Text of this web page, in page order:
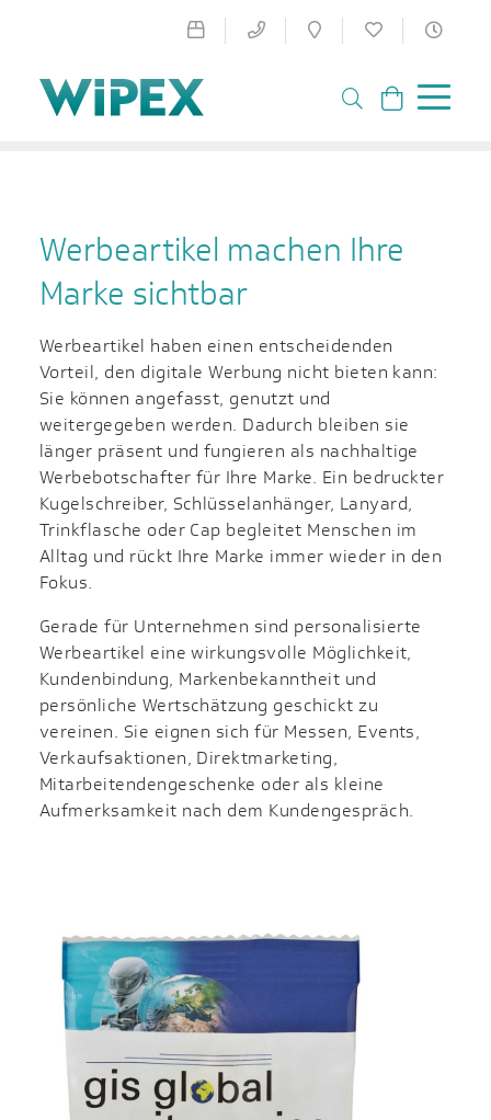
Werbeartikel machen Ihre
Marke sichtbar
Werbeartikel haben einen entscheidenden
Vorteil, den digitale Werbung nicht bieten kann:
Sie können angefasst, genutzt und
weitergegeben werden. Dadurch bleiben sie
länger präsent und fungieren als nachhaltige
Werbebotschafter für Ihre Marke. Ein bedruckter
Kugelschreiber, Schlüsselanhänger, Lanyard,
Trinkflasche oder Cap begleitet Menschen im
Alltag und rückt Ihre Marke immer wieder in den
Fokus.
Gerade für Unternehmen sind personalisierte
Werbeartikel eine wirkungsvolle Möglichkeit,
Kundenbindung, Markenbekanntheit und
persönliche Wertschätzung geschickt zu
vereinen. Sie eignen sich für Messen, Events,
Verkaufsaktionen, Direktmarketing,
Mitarbeitendengeschenke oder als kleine
Aufmerksamkeit nach dem Kundengespräch.